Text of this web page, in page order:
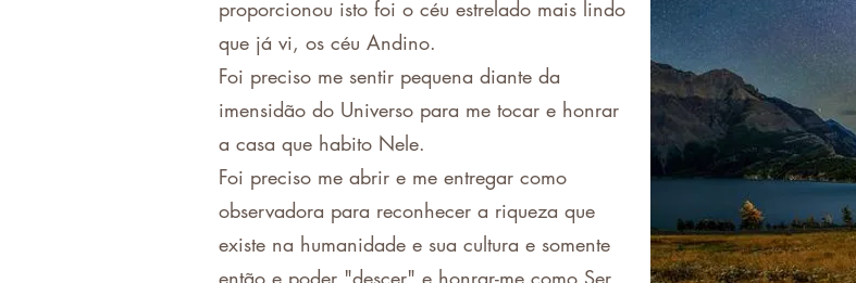
proporcionou isto foi o céu estrelado mais lindo
que já vi, os céu Andino.
Foi preciso me sentir pequena diante da
imensidão do Universo para me tocar e honrar
a casa que habito Nele.
Foi preciso me abrir e me entregar como
observadora para reconhecer a riqueza que
existe na humanidade e sua cultura e somente
então e poder "descer" e honrar-me como Ser